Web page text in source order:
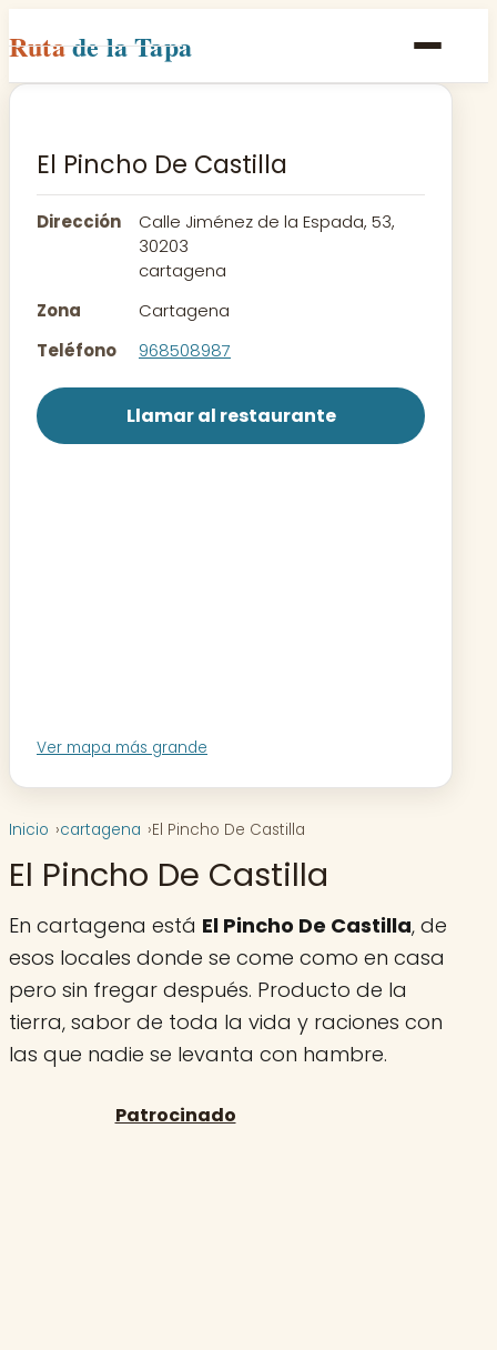
Rutade la Tapa
Inicio
Rutas
Contacto
El Pincho De Castilla
Dirección
Calle Jiménez de la Espada, 53,
30203
cartagena
Zona
Cartagena
Teléfono
968508987
Llamar al restaurante
Ver mapa más grande
Inicio cartagena El Pincho De Castilla
El Pincho De Castilla
En cartagena está El Pincho De Castilla, de
esos locales donde se come como en casa
pero sin fregar después. Producto de la
tierra, sabor de toda la vida y raciones con
las que nadie se levanta con hambre.